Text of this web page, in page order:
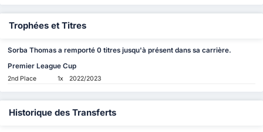
Trophées et Titres
Sorba Thomas a remporté 0 titres jusqu'à présent dans sa carrière.
Premier League Cup
2nd Place 1x 2022/2023
Historique des Transferts